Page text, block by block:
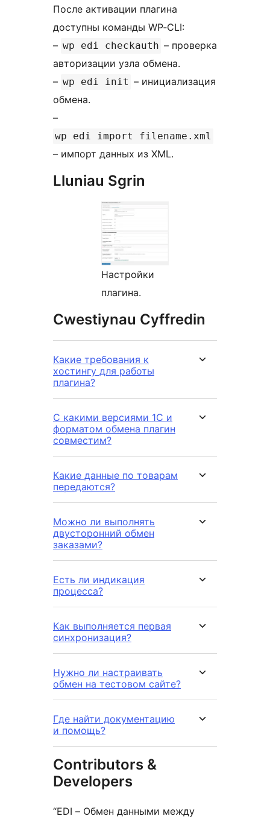
После активации плагина
доступны команды WP‑CLI:
– wp edi checkauth – проверка
авторизации узла обмена.
– wp edi init – инициализация
обмена.
–
wp edi import filename.xml
– импорт данных из XML.
Lluniau Sgrin
Настройки
плагина.
Cwestiynau Cyffredin
Какие требования к
хостингу для работы
плагина?
С какими версиями 1С и
форматом обмена плагин
совместим?
Какие данные по товарам
передаются?
Можно ли выполнять
двусторонний обмен
заказами?
Есть ли индикация
процесса?
Как выполняется первая
синхронизация?
Нужно ли настраивать
обмен на тестовом сайте?
Где найти документацию
и помощь?
Contributors &
Developers
“EDI – Обмен данными между